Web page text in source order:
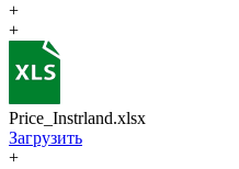
+
+
Price_Instrland.xlsx
Загрузить
+